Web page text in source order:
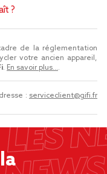
?
de la réglementation
votre ancien appareil,
. En savoir plus....
: serviceclient@gifi.fr